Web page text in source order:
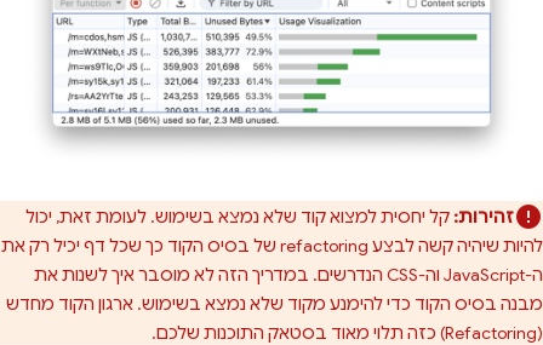
זהירות: קל יחסית למצוא קוד שלא נמצא בשימוש. לעומת זאת, יכול
להיות שיהיה קשה לבצע refactoring של בסיס הקוד כך שכל דף יכיל רק את
ה-JavaScript וה-CSS הנדרשים. במדריך הזה לא מוסבר איך לשנות את
מבנה בסיס הקוד כדי להימנע מקוד שלא נמצא בשימוש. ארגון הקוד מחדש
(Refactoring) כזה תלוי מאוד בסטאק התוכנות שלכם.